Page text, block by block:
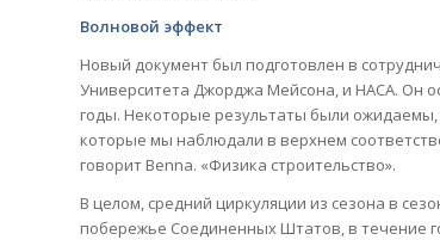
Волновой эффект
Новый документ был подготовлен в
Университета Джорджа Мейсона, и НАСА. Он
годы. Некоторые результаты были
которые мы наблюдали в верхнем
говорит Benna. «Физика строительство».
В целом, средний циркуляции из сезона в
побережье Соединенных Штатов, в течение